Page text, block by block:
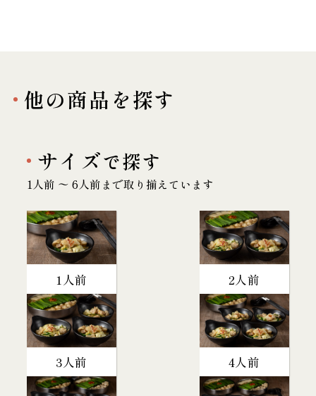
他の商品を探す
サイズで探す
1人前 〜 6人前まで取り揃えています
1人前 2人前
3人前 4人前